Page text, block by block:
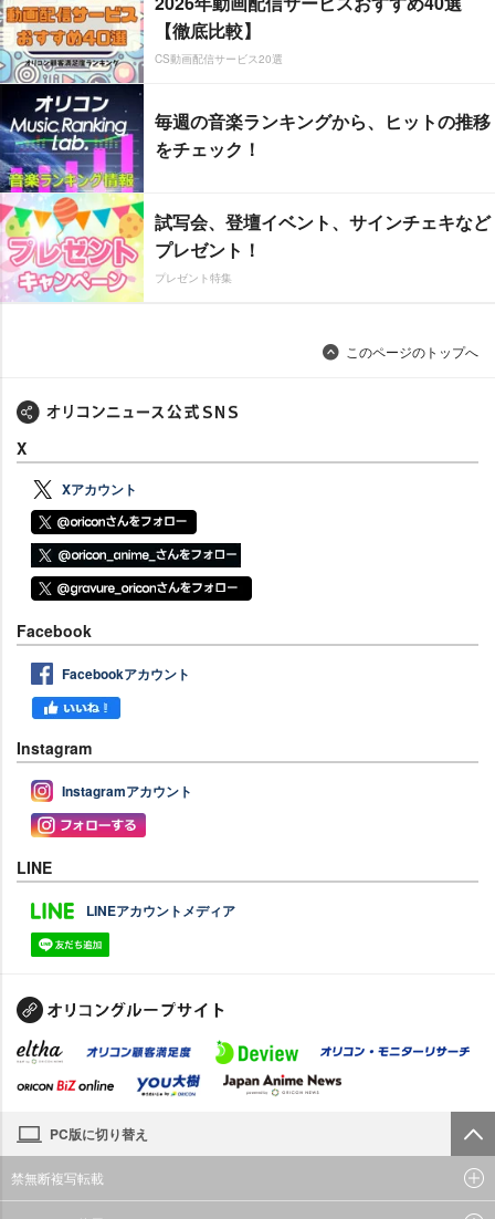
【徹底比較】
CS動画配信サービス20選
毎週の音楽ランキングから、ヒットの推移
をチェック！
試写会、登壇イベント、サインチェキなど
プレゼント！
プレゼント特集
このページのトップへ
X
Xアカウント
Facebook
Facebookアカウント
Instagram
Instagramアカウント
LINE
LINEアカウントメディア
PC版に切り替え
禁無断複写転載